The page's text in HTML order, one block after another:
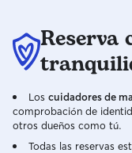
Reserva
Los cuidadores de
comprobación de
otros dueños como tú.
Todas las reservas